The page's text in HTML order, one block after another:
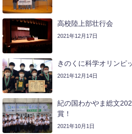
高校陸上部壮行会
2021年12月17日
きのくに科学オリン
2021年12月14日
紀の国わかやま総文
賞！
2021年10月1日